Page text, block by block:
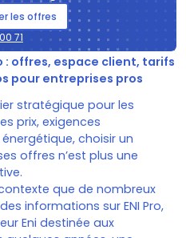
les offres
71
: offres, espace client, tarifs
pour entreprises pros
stratégique pour les
prix, exigences
choisir un
offres n’est plus une
que de nombreux
informations sur ENI Pro,
Eni destinée aux